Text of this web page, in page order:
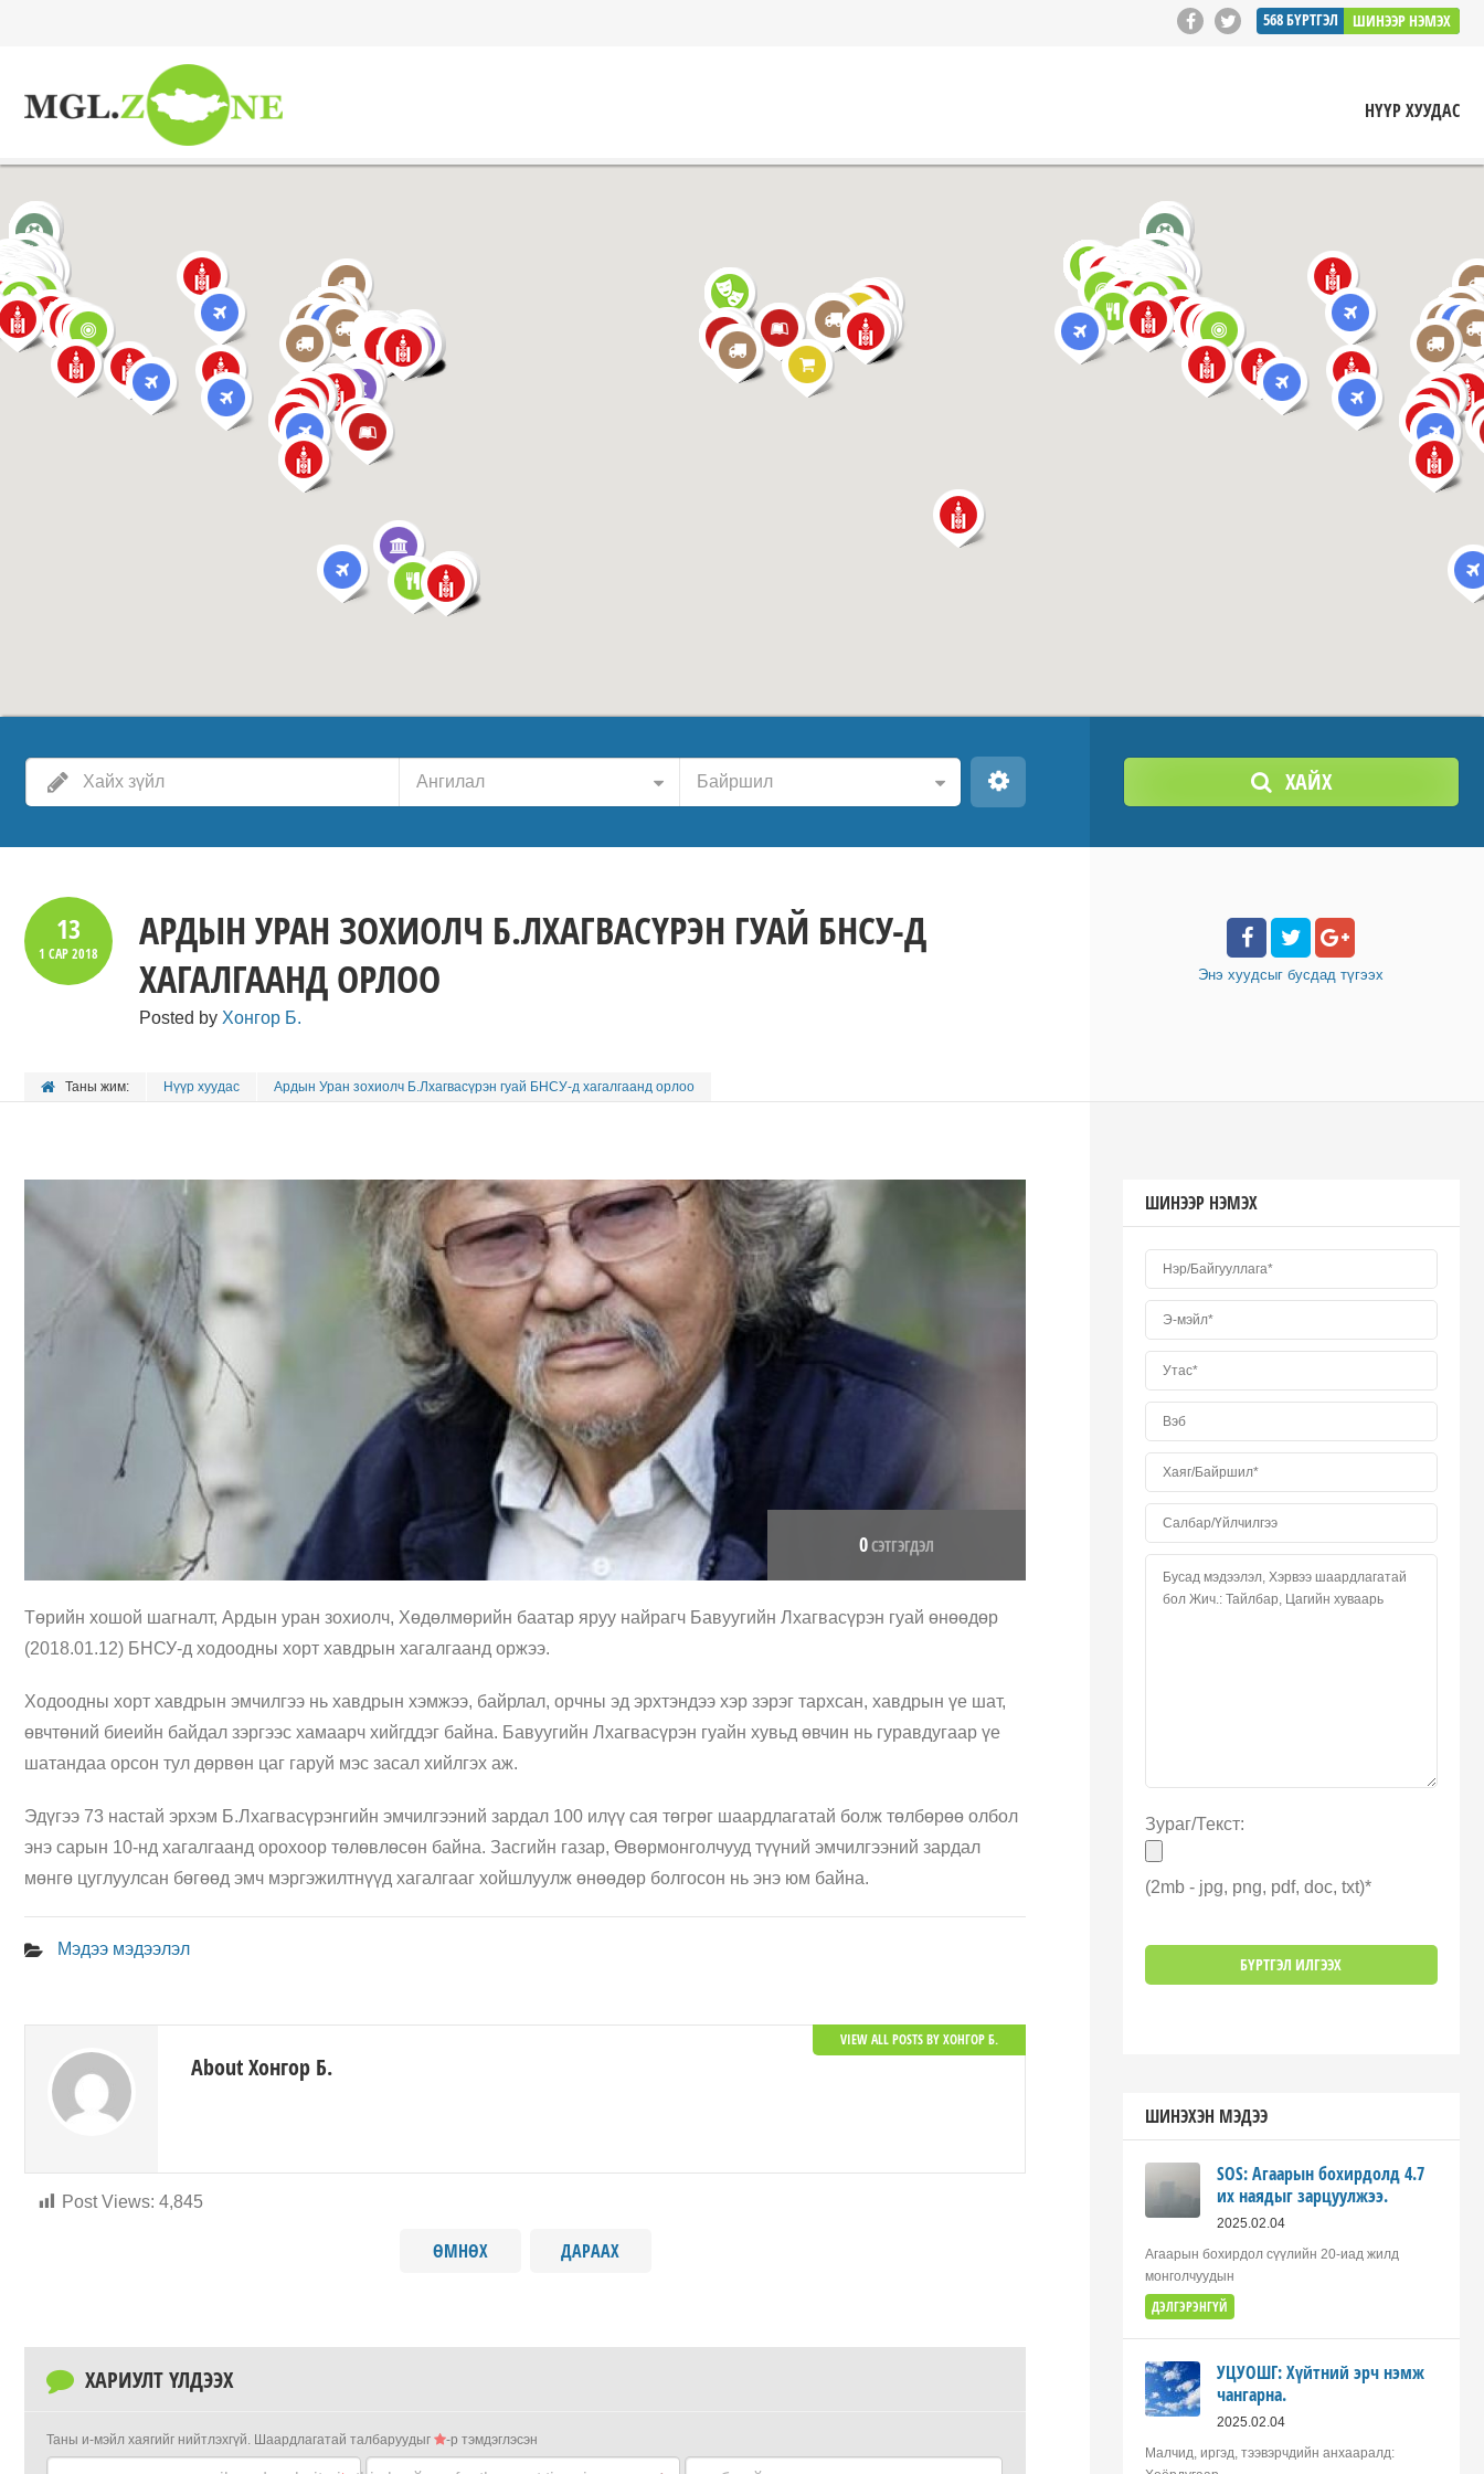
568БҮРТГЭЛ ШИНЭЭР НЭМЭХ
НҮҮР ХУУДАС
Ангилал Байршил ХАЙХ
13
1 САР2018
АРДЫН УРАН ЗОХИОЛЧ Б.ЛХАГВАСҮРЭН ГУАЙ БНСУ-Д
ХАГАЛГААНД ОРЛОО
Posted by Хонгор Б.
Таны жим: Нүүр хуудас Ардын Уран зохиолч Б.Лхагвасүрэн гуай БНСУ-д хагалгаанд орлоо
Энэ хуудсыг бусдад түгээх
0СЭТГЭГДЭЛ
Төрийн хошой шагналт, Ардын уран зохиолч, Хөдөлмөрийн баатар яруу найрагч Бавуугийн Лхагвасүрэн гуай өнөөдөр
(2018.01.12) БНСУ-д ходоодны хорт хавдрын хагалгаанд оржээ.
Ходоодны хорт хавдрын эмчилгээ нь хавдрын хэмжээ, байрлал, орчны эд эрхтэндээ хэр зэрэг тархсан, хавдрын үе шат,
өвчтөний биеийн байдал зэргээс хамаарч хийгддэг байна. Бавуугийн Лхагвасүрэн гуайн хувьд өвчин нь гуравдугаар үе
шатандаа орсон тул дөрвөн цаг гаруй мэс засал хийлгэх аж.
Эдүгээ 73 настай эрхэм Б.Лхагвасүрэнгийн эмчилгээний зардал 100 илүү сая төгрөг шаардлагатай болж төлбөрөө олбол
энэ сарын 10-нд хагалгаанд орохоор төлөвлөсөн байна. Засгийн газар, Өвөрмонголчууд түүний эмчилгээний зардал
мөнгө цуглуулсан бөгөөд эмч мэргэжилтнүүд хагалгааг хойшлуулж өнөөдөр болгосон нь энэ юм байна.
Post Views: 4,845
Мэдээ мэдээлэл
About Хонгор Б.
VIEW ALL POSTS BY ХОНГОР Б.
ӨМНӨХ ДАРААХ
ХАРИУЛТ ҮЛДЭЭХ
Таны и-мэйл хаягийг нийтлэхгүй. Шаардлагатай талбаруудыг -р тэмдэглэсэн
ШИНЭЭР НЭМЭХ
Зураг/Текст:
(2mb - jpg, png, pdf, doc, txt)*
ШИНЭХЭН МЭДЭЭ
SOS: Агаарын бохирдолд 4.7
их наядыг зарцуулжээ.
2025.02.04
Агаарын бохирдол сүүлийн 20-иад жилд
монголчуудын
ДЭЛГЭРЭНГҮЙ
УЦУОШГ: Хүйтний эрч нэмж
чангарна.
2025.02.04
Малчид, иргэд, тээвэрчдийн анхааралд: